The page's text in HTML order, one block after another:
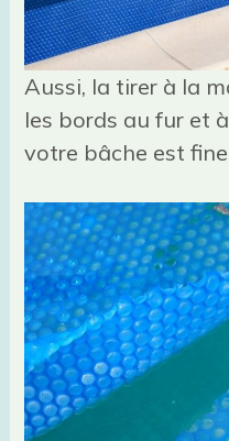
Aussi, la tirer à la
les bords au fur et
votre bâche est